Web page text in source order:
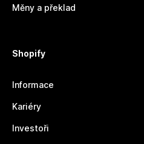
Měny a překlad
Shopify
Informace
Kariéry
Investoři